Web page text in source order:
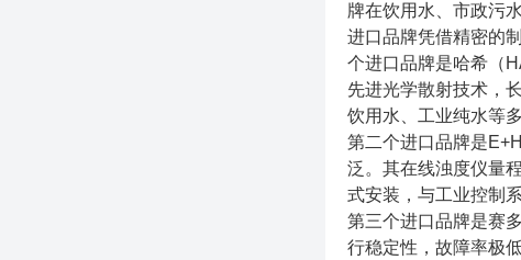
牌在饮用水、市政污
进口品牌凭借精密的
个进口品牌是哈希（
先进光学散射技术，
饮用水、工业纯水等
第二个进口品牌是
泛。其在线浊度仪量
式安装，与工业控制
第三个进口品牌是赛
行稳定性，故障率极